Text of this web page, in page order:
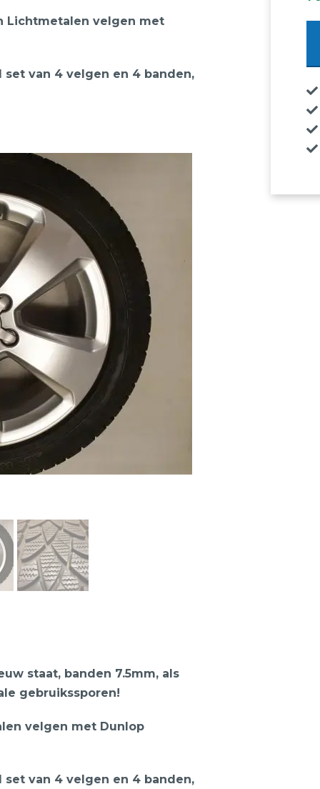
Lichtmetalen velgen met
set van 4 velgen en 4 banden,
A3
staat, banden 7.5mm, als
gebruikssporen!
velgen met Dunlop
set van 4 velgen en 4 banden,